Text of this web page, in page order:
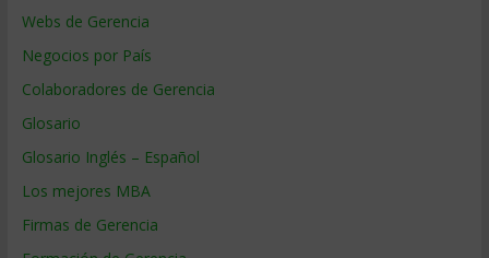
Webs de Gerencia
Negocios por País
Colaboradores de Gerencia
Glosario
Glosario Inglés – Español
Los mejores MBA
Firmas de Gerencia